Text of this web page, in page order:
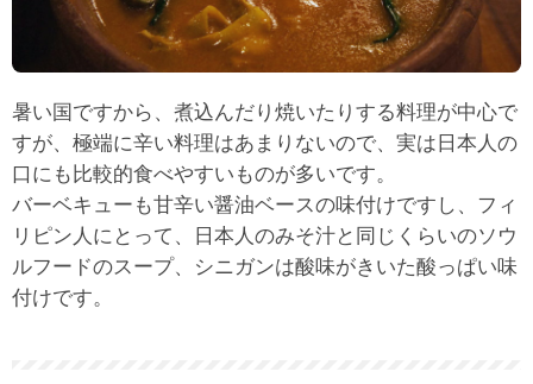
暑い国ですから、煮込んだり焼いたりする料理が中心で
すが、極端に辛い料理はあまりないので、実は日本人の
口にも比較的食べやすいものが多いです。
バーベキューも甘辛い醤油ベースの味付けですし、フィ
リピン人にとって、日本人のみそ汁と同じくらいのソウ
ルフードのスープ、シニガンは酸味がきいた酸っぱい味
付けです。